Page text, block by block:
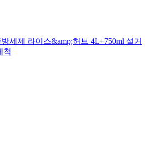
세제 라이스&amp;허브 4L+750ml 설거
척